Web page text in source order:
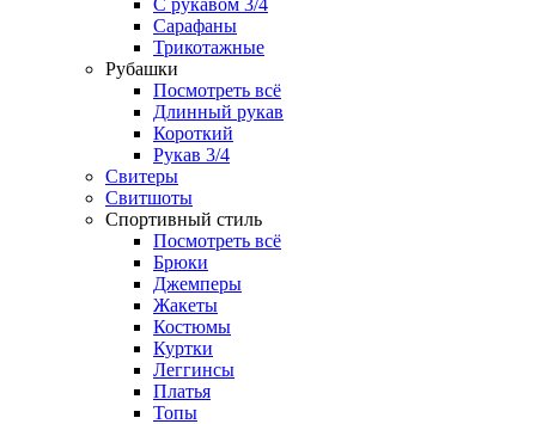
Сарафаны
Трикотажные
Рубашки
Посмотреть всё
Длинный рукав
Короткий
Рукав 3/4
Свитеры
Свитшоты
Спортивный стиль
Посмотреть всё
Брюки
Джемперы
Жакеты
Костюмы
Куртки
Леггинсы
Платья
Топы